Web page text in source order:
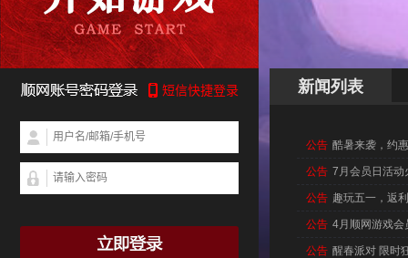
新闻列表
公告 酷暑来袭，约
公告 7月会员日活动
公告 趣玩五一，返
公告 4月顺网游戏会
公告 醒春派对 限时